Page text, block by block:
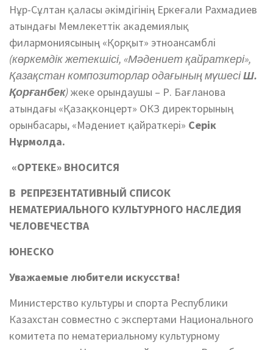
Нұр-Сұлтан қаласы әкімдігінің Еркеғали Рахмадиев
атындағы Мемлекеттік академиялық
филармониясының «Қорқыт» этноансамблі
(көркемдік жетекшісі, «Мәдениет қайраткері»,
Қазақстан композиторлар одағының мүшесіШ.
Қорғанбек)жеке орындаушы – Р. Бағланова
атындағы «Қазақконцерт» ОКЗ директорының
орынбасары, «Мәдениет қайраткері» Серік
Нұрмолда.
«ОРТЕКЕ» ВНОСИТСЯ
В РЕПРЕЗЕНТАТИВНЫЙ СПИСОК
НЕМАТЕРИАЛЬНОГО КУЛЬТУРНОГО НАСЛЕДИЯ
ЧЕЛОВЕЧЕСТВА
ЮНЕСКО
Уважаемые любители искусства!
Министерство культуры и спорта Республики
Казахстан совместно с экспертами Национального
комитета по нематериальному культурному